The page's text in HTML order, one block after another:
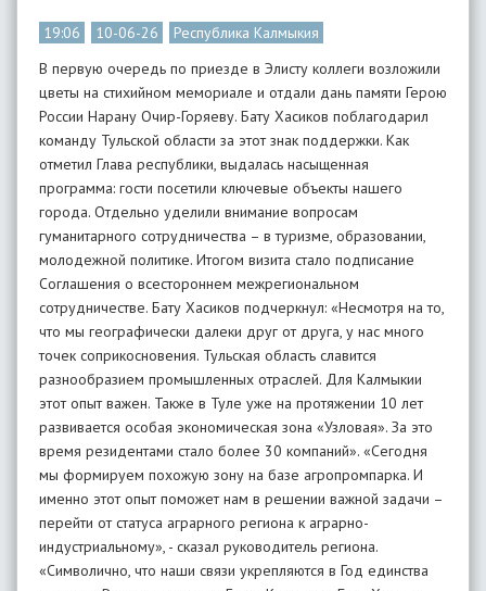
19:06 10-06-26
Республика Калмыкия
В первую очередь по приезде в Элисту коллеги возложили
цветы на стихийном мемориале и отдали дань памяти Герою
России Нарану Очир-Горяеву. Бату Хасиков поблагодарил
команду Тульской области за этот знак поддержки. Как
отметил Глава республики, выдалась насыщенная
программа: гости посетили ключевые объекты нашего
города. Отдельно уделили внимание вопросам
гуманитарного сотрудничества – в туризме, образовании,
молодежной политике. Итогом визита стало подписание
Соглашения о всестороннем межрегиональном
сотрудничестве. Бату Хасиков подчеркнул: «Несмотря на то,
что мы географически далеки друг от друга, у нас много
точек соприкосновения. Тульская область славится
разнообразием промышленных отраслей. Для Калмыкии
этот опыт важен. Также в Туле уже на протяжении 10 лет
развивается особая экономическая зона «Узловая». За это
время резидентами стало более 30 компаний». «Сегодня
мы формируем похожую зону на базе агропромпарка. И
именно этот опыт поможет нам в решении важной задачи –
перейти от статуса аграрного региона к аграрно-
индустриальному», - сказал руководитель региона.
«Символично, что наши связи укрепляются в Год единства